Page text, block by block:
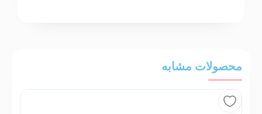
محصولات مشابه